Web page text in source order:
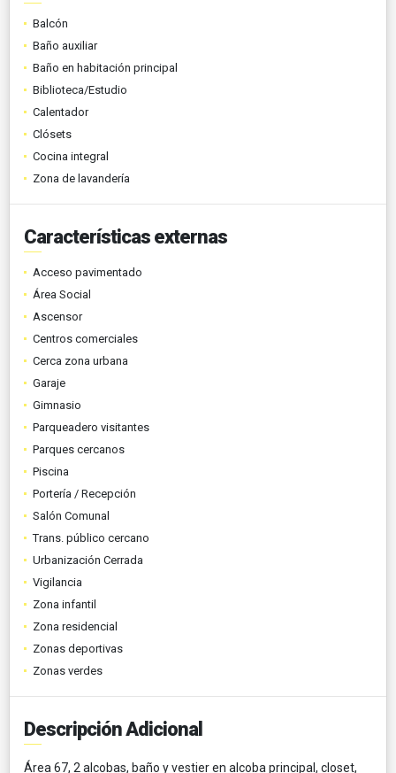
Balcón
Baño auxiliar
Baño en habitación principal
Biblioteca/Estudio
Calentador
Clósets
Cocina integral
Zona de lavandería
Características externas
Acceso pavimentado
Área Social
Ascensor
Centros comerciales
Cerca zona urbana
Garaje
Gimnasio
Parqueadero visitantes
Parques cercanos
Piscina
Portería / Recepción
Salón Comunal
Trans. público cercano
Urbanización Cerrada
Vigilancia
Zona infantil
Zona residencial
Zonas deportivas
Zonas verdes
Descripción Adicional
Área 67, 2 alcobas, baño y vestier en alcoba principal, closet,